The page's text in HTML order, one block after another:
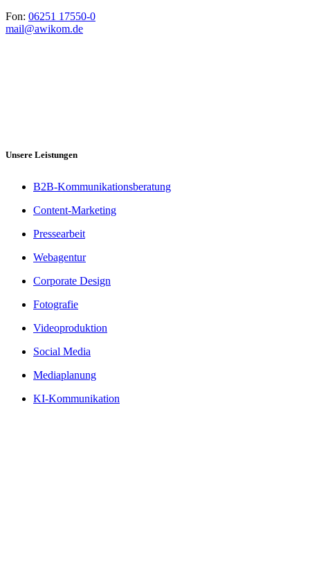
Fon: 06251 17550-0
mail@awikom.de
Unsere Leistungen
B2B-Kommunikationsberatung
Content-Marketing
Pressearbeit
Webagentur
Corporate Design
Fotografie
Videoproduktion
Social Media
Mediaplanung
KI-Kommunikation